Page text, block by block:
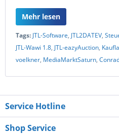
Mehr lesen
Tags: JTL-Software, JTL2DATEV,
JTL-Wawi 1.8, JTL-eazyAuction,
voelkner, MediaMarktSaturn,
Service Hotline
Shop Service